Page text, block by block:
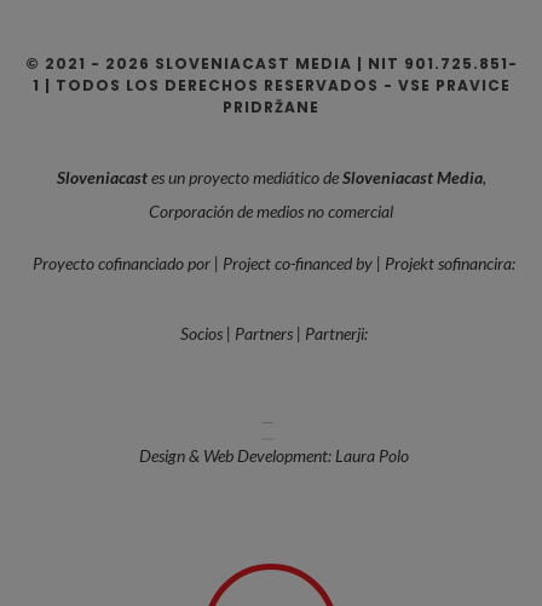
© 2021 - 2026 SLOVENIACAST MEDIA | NIT 901.725.851-
1 | TODOS LOS DERECHOS RESERVADOS - VSE PRAVICE
PRIDRŽANE
Sloveniacastes un proyecto mediático deSloveniacast Media,
Corporación de medios no comercial
Proyecto cofinanciado por | Project co-financed by | Projekt sofinancira:
Socios | Partners | Partnerji:
—
Design & Web Development: Laura Polo